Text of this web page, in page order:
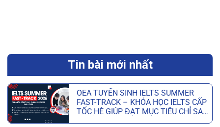
Tin bài mới nhất
OEA TUYỂN SINH IELTS SUMMER
FAST-TRACK – KHÓA HỌC IELTS CẤP
TỐC HÈ GIÚP ĐẠT MỤC TIÊU CHỈ SAU